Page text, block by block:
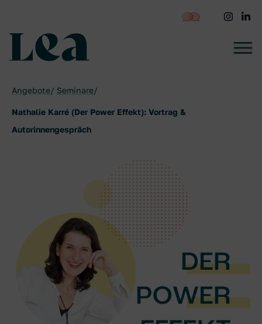
springen
LEA - Startseite
Angebote Seminare
Nathalie Karré (Der Power Effekt): Vortrag &
Autorinnengespräch